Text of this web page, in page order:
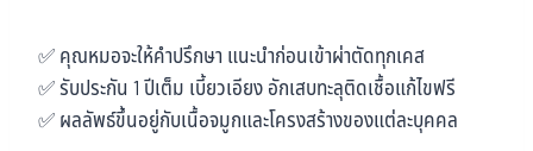
✅ คุณหมอจะให้คำปรึกษา แนะนำก่อนเข้าผ่าตัดทุกเคส
✅ รับประกัน 1 ปีเต็ม เบี้ยวเอียง อักเสบทะลุติดเชื้อแก้ไขฟรี
✅ ผลลัพธ์ขึ้นอยู่กับเนื้อจมูกและโครงสร้างของแต่ละบุคคล